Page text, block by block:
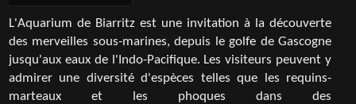
L'Aquarium de Biarritz est une invitation à la découverte
des merveilles sous-marines, depuis le golfe de Gascogne
jusqu'aux eaux de l'Indo-Pacifique. Les visiteurs peuvent y
admirer une diversité d'espèces telles que les requins-
marteaux et les phoques dans des